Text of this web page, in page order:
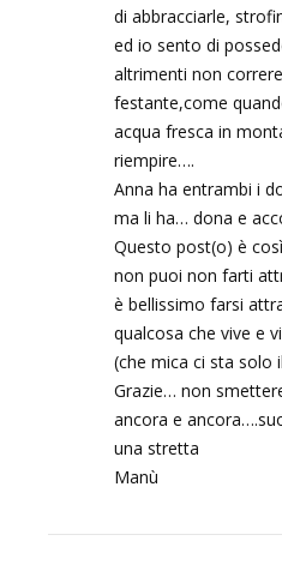
di abbracciarle,
ed io sento di
altrimenti non
festante,come
acqua fresca in
riempire….
Anna ha entrambi i
ma li ha… dona e
Questo post(o) è
non puoi non farti
è bellissimo farsi
qualcosa che vive e
(che mica ci sta solo
Grazie… non
ancora e
una stretta
Manù